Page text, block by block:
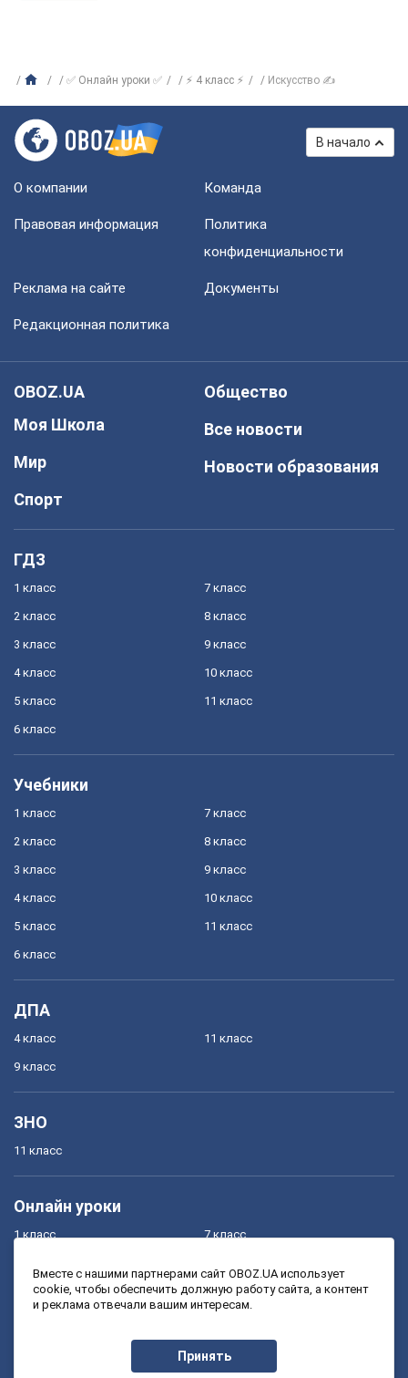
✅ Онлайн уроки ✅ ⚡ 4 класс ⚡ Искусство ✍
В начало
О компании Команда
Правовая информация
Политика
конфиденциальности
Реклама на сайте Документы
Редакционная политика
OBOZ.UA
Моя Школа
Мир
Спорт
Общество
Все новости
Новости образования
ГДЗ
1 класс
2 класс
3 класс
4 класс
5 класс
6 класс
7 класс
8 класс
9 класс
10 класс
11 класс
Учебники
1 класс
2 класс
3 класс
4 класс
5 класс
6 класс
7 класс
8 класс
9 класс
10 класс
11 класс
ДПА
4 класс
9 класс
11 класс
ЗНО
11 класс
Онлайн уроки
1 класс
3 класс
7 класс
9 класс
Вместе с нашими партнерами сайт OBOZ.UA использует
cookie, чтобы обеспечить должную работу сайта, а контент
и реклама отвечали вашим интересам.
Принять